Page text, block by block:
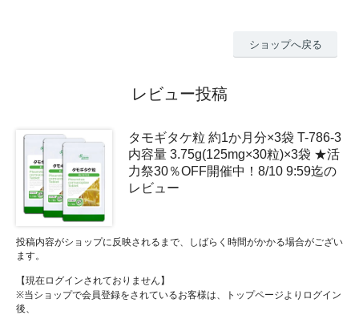
ショップへ戻る
レビュー投稿
タモギタケ粒 約1か月分×3袋 T-786-3
内容量 3.75g(125mg×30粒)×3袋 ★活
力祭30％OFF開催中！8/10 9:59迄の
レビュー
投稿内容がショップに反映されるまで、しばらく時間がかかる場合がござい
ます。
【現在ログインされておりません】
※当ショップで会員登録をされているお客様は、トップページよりログイン
後、